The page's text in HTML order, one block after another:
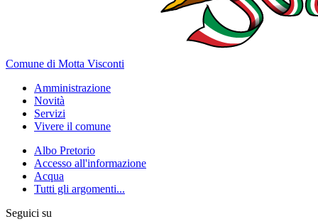
Comune di Motta Visconti
Amministrazione
Novità
Servizi
Vivere il comune
Albo Pretorio
Accesso all'informazione
Acqua
Tutti gli argomenti...
Seguici su